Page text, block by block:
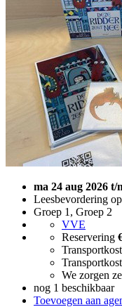
ma 24 aug 2026 t/
Leesbevordering
Groep 1, Groep 2
VVE
Reservering
We zorgen
nog 1 beschikbaar
Toevoegen aan